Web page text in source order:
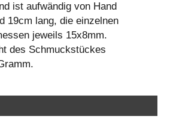
ist aufwändig von Hand
19cm lang, die einzelnen
jeweils 15x8mm.
des Schmuckstückes